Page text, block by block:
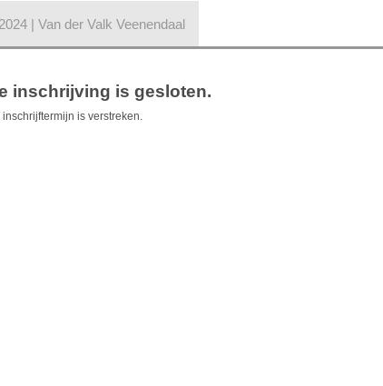
| Van der Valk Veenendaal
inschrijving is gesloten.
inschrijftermijn is verstreken.